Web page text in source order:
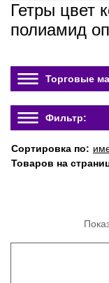
Гетры цвет
полиамид
Торговые
Фильтр:
Сортировка по:
Товаров на